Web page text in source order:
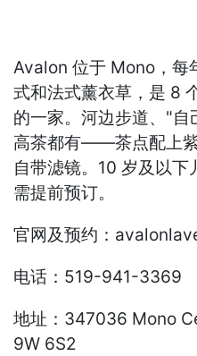
Avalon 位于 Mono，每
式和法式薰衣草，是 8
的一家。河边步道、"自
高茶都有——茶点配上
自带滤镜。10 岁及以
需提前预订。
官网及预约：
电话：519-941-3369
地址：347036 Mono
9W 6S2